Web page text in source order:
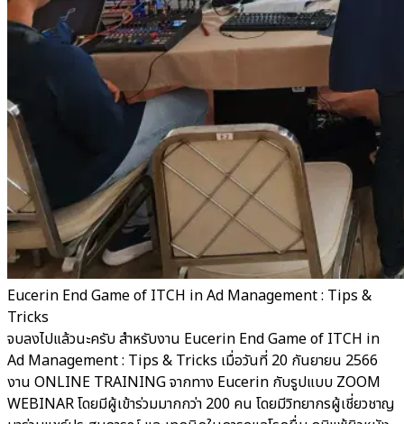
Eucerin End Game of ITCH in Ad Management : Tips &
Tricks
จบลงไปแล้วนะครับ สำหรับงาน Eucerin End Game of ITCH in
Ad Management : Tips & Tricks เมื่อวันที่ 20 กันยายน 2566
งาน ONLINE TRAINING จากทาง Eucerin กับรูปแบบ ZOOM
WEBINAR โดยมีผู้เข้าร่วมมากกว่า 200 คน โดยมีวิทยากรผู้เชี่ยวชาญ